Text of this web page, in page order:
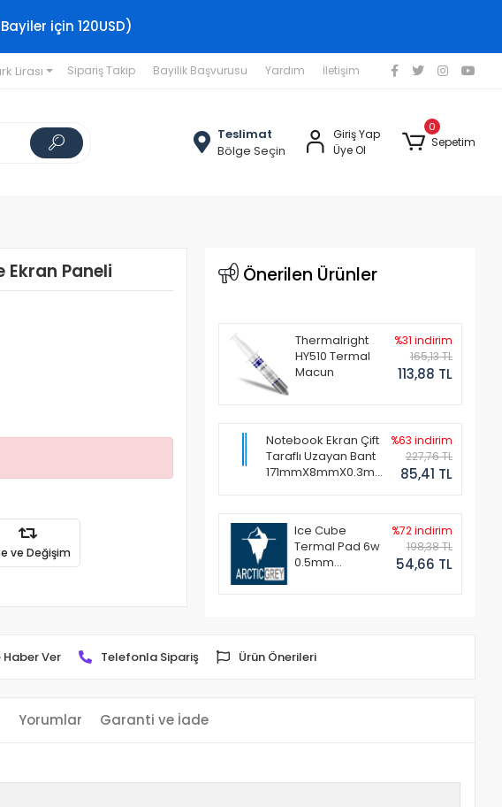
için 120USD)
Lirası Sipariş Takip Bayilik Başvurusu Yardım İletişim
Teslimat
Bölge Seçin
Giriş Yap
Üye Ol
0
Sepetim
Ekran Paneli
ve Değişim
Önerilen Ürünler
Thermalright
HY510 Termal
Macun
%31 indirim
165,13 TL
113,88 TL
Notebook Ekran Çift
Taraflı Uzayan Bant
171mmX8mmX0.3mm
%63 indirim
227,76 TL
85,41 TL
Ice Cube
Termal Pad 6w
0.5mm
%72 indirim
198,38 TL
54,66 TL
Haber Ver Telefonla Sipariş Ürün Önerileri
Yorumlar Garanti ve İade